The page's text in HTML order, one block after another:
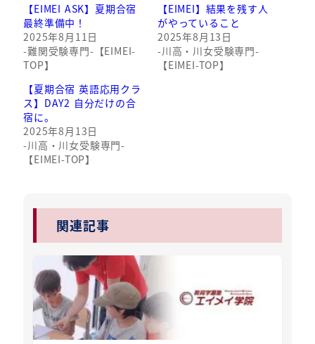
【EIMEI ASK】夏期合宿
最終準備中！
2025年8月11日
-難関受験専門-【EIMEI-
TOP】
【EIMEI】結果を残す人
がやっていること
2025年8月13日
-川高・川女受験専門-
【EIMEI-TOP】
【夏期合宿 英語応用クラ
ス】DAY2 自分だけの合
宿に。
2025年8月13日
-川高・川女受験専門-
【EIMEI-TOP】
関連記事